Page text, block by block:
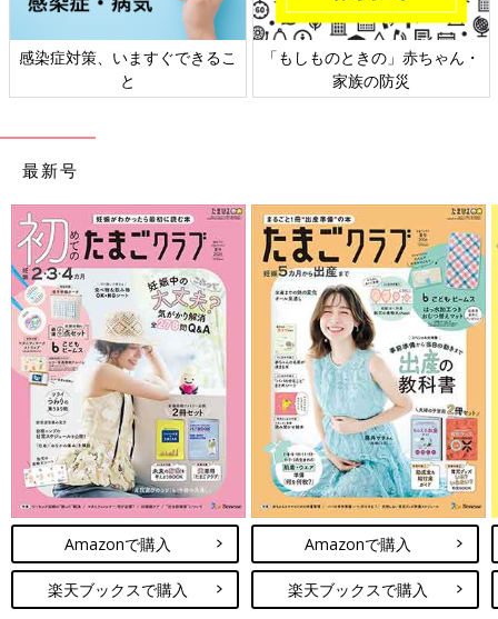
感染症対策、いますぐできるこ
と
「もしものときの」赤ちゃん・
家族の防災
最新号
Amazonで購入
楽天ブックスで購入
Amazonで購入
楽天ブックスで購入